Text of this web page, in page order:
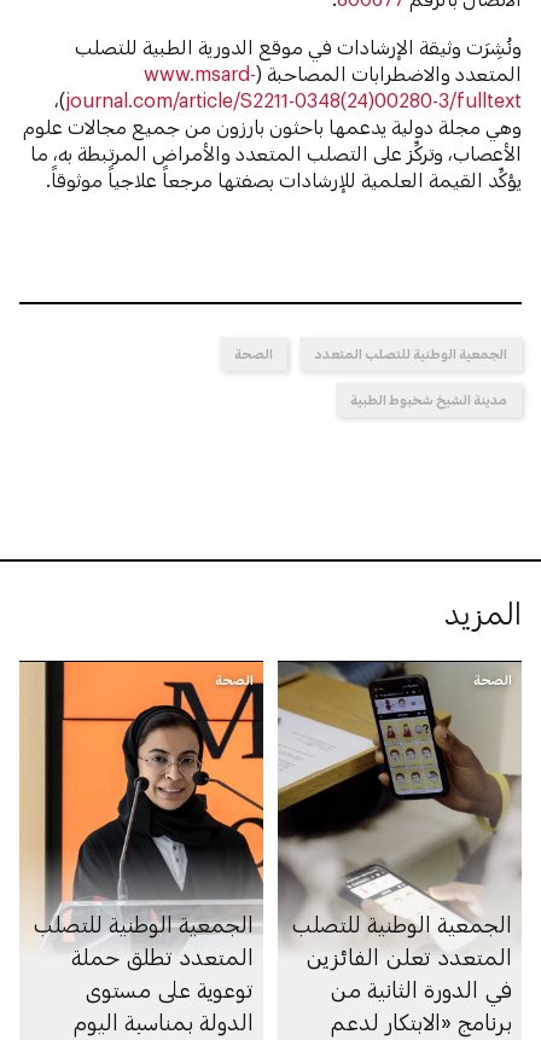
ونُشِرَت وثيقة الإرشادات في موقع الدورية الطبية للتصلب
المتعدد والاضطرابات المصاحبة ( www.msard-
journal.com/article/S2211-0348(24)00280-3/fulltext)،
وهي مجلة دولية يدعمها باحثون بارزون من جميع مجالات علوم
الأعصاب، وتركِّز على التصلب المتعدد والأمراض المرتبطة به، ما
يؤكِّد القيمة العلمية للإرشادات بصفتها مرجعاً علاجياً موثوقاً.
الجمعية الوطنية للتصلب المتعدد الصحة
مدينة الشيخ شخبوط الطبية
المزيد
الصحة
الجمعية الوطنية للتصلب
المتعدد تعلن الفائزين
في الدورة الثانية من
برنامج «الابتكار لدعم
الصحة
الجمعية الوطنية للتصلب
المتعدد تطلق حملة
توعوية على مستوى
الدولة بمناسبة اليوم